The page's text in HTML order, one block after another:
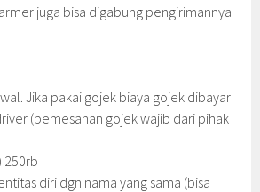
juga bisa digabung pengirimannya
Jika pakai gojek biaya gojek dibayar
(pemesanan gojek wajib dari pihak
250rb
diri dgn nama yang sama (bisa